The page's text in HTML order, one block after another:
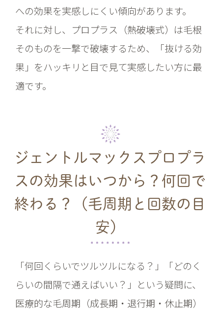
への効果を実感しにくい傾向があります。
それに対し、プロプラス（熱破壊式）は毛根
そのものを一撃で破壊するため、「抜ける効
果」をハッキリと目で見て実感したい方に最
適です。
ジェントルマックスプロプラ
スの効果はいつから？ 何回で
終わる？（毛周期と回数の目
安）
「何回くらいでツルツルになる？」「どのく
らいの間隔で通えばいい？」という疑問に、
医療的な毛周期（成長期・退行期・休止期）